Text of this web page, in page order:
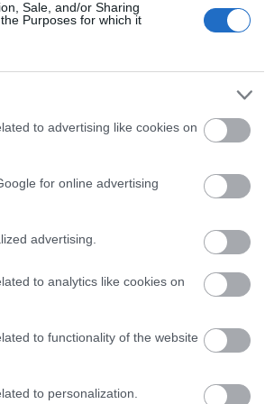
Sale, and/or Sharing
Purposes for which it
to advertising like cookies on
for online advertising
advertising.
to analytics like cookies on
to functionality of the website
to personalization.
érdekében, hogy
arra kérte az
mert a költségeket a
azon a helyen, amelynek
Forrás: MTI